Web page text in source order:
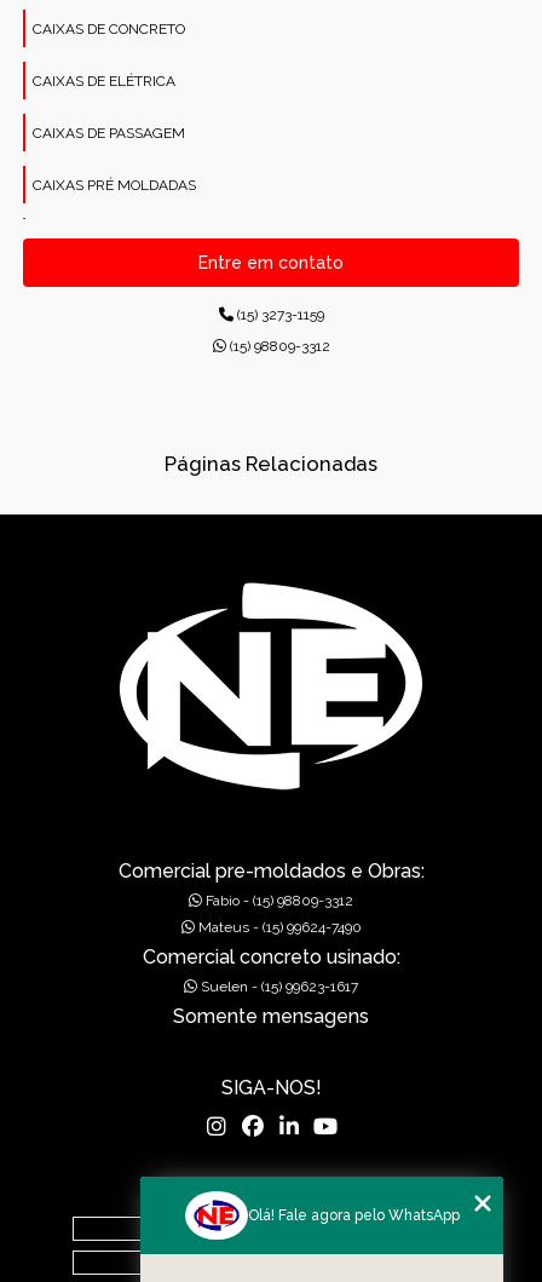
CAIXAS DE CONCRETO
CAIXAS DE ELÉTRICA
CAIXAS DE PASSAGEM
CAIXAS PRÉ MOLDADAS
CANALETAS PRÉ-MOLDADAS RETANGULARES
CONCRETO PARA CONSTRUÇÕES
CONCRETO USINADO INDUSTRIAL
FÁBRICA DE PRÉ-MOLDADOS
GÁRGULAS PRÉ-MOLDADAS
GRELHAS PARA BOCA DE LEÃO
MUROS DE ALA PRÉ-MOLDADOS
MUROS EM CONCRETO
MUROS PRÉ FABRICADOS
PISOS DE CONCRETO
POÇOS DE VISITA PRÉ-MOLDADO
Entre em contato
(15) 3273-1159
(15) 98809-3312
Páginas Relacionadas
Comercial pre-moldados e Obras:
Fabio - (15) 98809-3312
Mateus - (15) 99624-7490
Comercial concreto usinado:
Suelen - (15) 99623-1617
Somente mensagens
SIGA-NOS!
MENU
Olá! Fale agora pelo WhatsApp